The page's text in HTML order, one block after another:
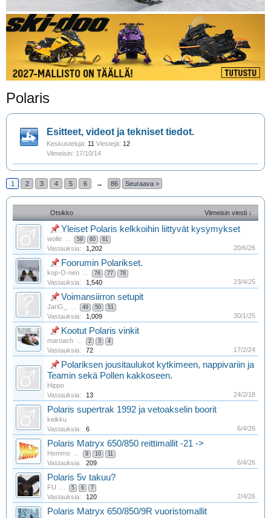
Polaris
Esitteet, videot ja tekniset tiedot.
Keskusteluja: 11 Viestejä: 12
17/10/14
1 2 3 4 5 6 → 86 Seuraava >
Otsikko Viimeisin viesti ↓
Yleiset Polaris kelkkoihin liittyvät kysymykset
wolle 59 60 61
Vastauksia: 1,202 20/6/26
Foorumin Polarikset.
kop-O-nen 76 77 78
Vastauksia: 1,540 23/4/25
Voimansiirron setupit
JariG_ 49 50 51
Vastauksia: 1,009 30/1/25
Kootut Polaris vinkit
maroach 2 3 4
Vastauksia: 72 17/2/24
Polariksen jousitaulukot kytkimeen, nappivariin ja
Teamin sekä Pollen kakkoseen.
Hippo
Vastauksia:
13 24/2/18
Polaris supertrak 1992 ja vetoakselin boorit
keikku
Vastauksia:
6 6/4/26
Polaris Matryx 650/850 reittimallit -21 ->
Hemmo 9 10 11
Vastauksia: 209 6/4/26
Polaris 5v takuu?
FU 5 6 7
Vastauksia: 120 2/4/26
Polaris Matryx 650/850/9R vuoristomallit